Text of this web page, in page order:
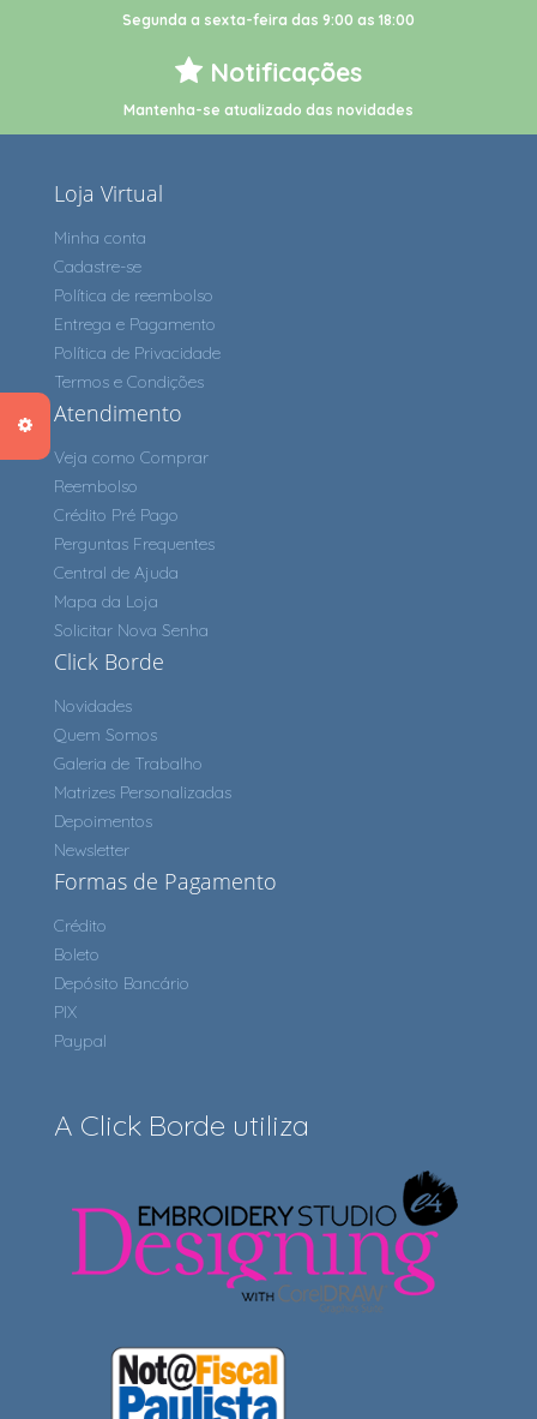
Segunda a sexta-feira das 9:00 as 18:00
Notificações
Mantenha-se atualizado das novidades
Loja Virtual
Minha conta
Cadastre-se
Política de reembolso
Entrega e Pagamento
Política de Privacidade
Termos e Condições
Atendimento
Veja como Comprar
Reembolso
Crédito Pré Pago
Perguntas Frequentes
Central de Ajuda
Mapa da Loja
Solicitar Nova Senha
Click Borde
Novidades
Quem Somos
Galeria de Trabalho
Matrizes Personalizadas
Depoimentos
Newsletter
Formas de Pagamento
Crédito
Boleto
Depósito Bancário
PIX
Paypal
A Click Borde utiliza